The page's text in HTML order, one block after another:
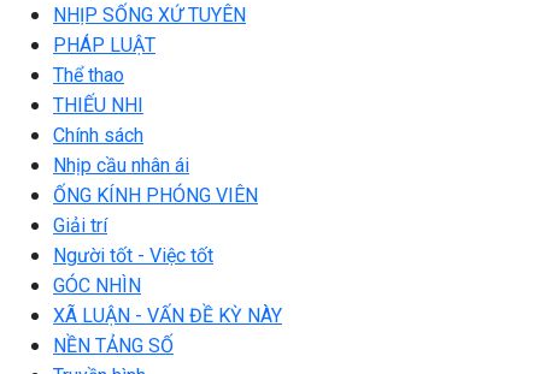
NHỊP SỐNG XỨ TUYÊN
PHÁP LUẬT
Thể thao
THIẾU NHI
Chính sách
Nhịp cầu nhân ái
ỐNG KÍNH PHÓNG VIÊN
Giải trí
Người tốt - Việc tốt
GÓC NHÌN
XÃ LUẬN - VẤN ĐỀ KỲ NÀY
NỀN TẢNG SỐ